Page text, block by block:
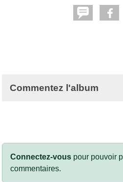
Commentez l'album
Connectez-vous pour pouvoir
commentaires.